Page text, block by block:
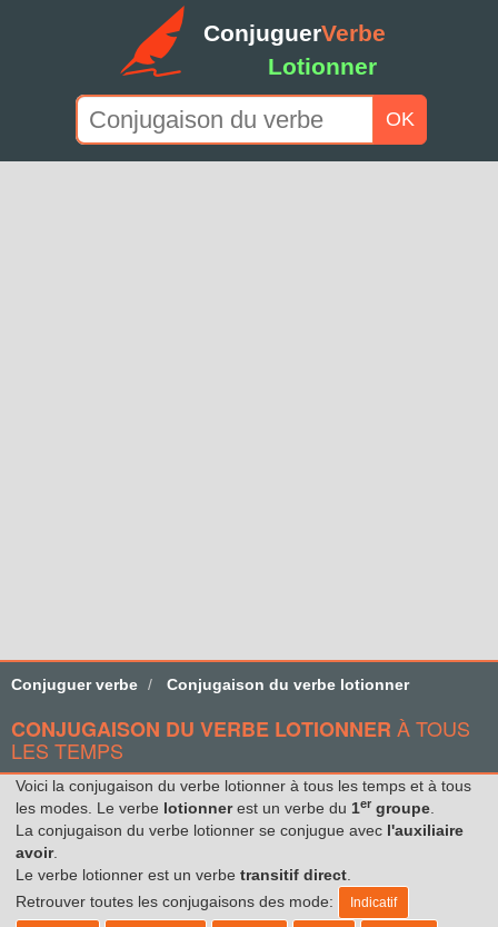
ConjuguerVerbe
Lotionner
OK
Conjuguer verbe Conjugaison du verbe lotionner
CONJUGAISON DU VERBE LOTIONNER À TOUS
LES TEMPS
Voici la conjugaison du verbe lotionner à tous les temps et à tous
les modes. Le verbe lotionnerest un verbe du 1er groupe
La conjugaison du verbe lotionner se conjugue avec l'auxiliaire
avoir.
Le verbe lotionner est un verbe transitif direct
Retrouver toutes les conjugaisons des mode:
Indicatif